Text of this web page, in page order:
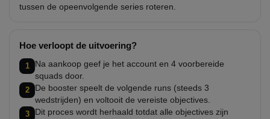
tussen de opeenvolgende series roteren.
Hoe verloopt de uitvoering?
1
Na aankoop geef je het account en 4 voorbereide
squads door.
2
De booster speelt de volgende runs (steeds 3
wedstrijden) en voltooit de vereiste objectives.
3
Dit proces wordt herhaald totdat alle objectives zijn